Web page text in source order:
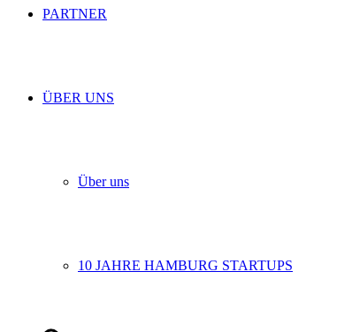
PARTNER
ÜBER UNS
Über uns
10 JAHRE HAMBURG STARTUPS